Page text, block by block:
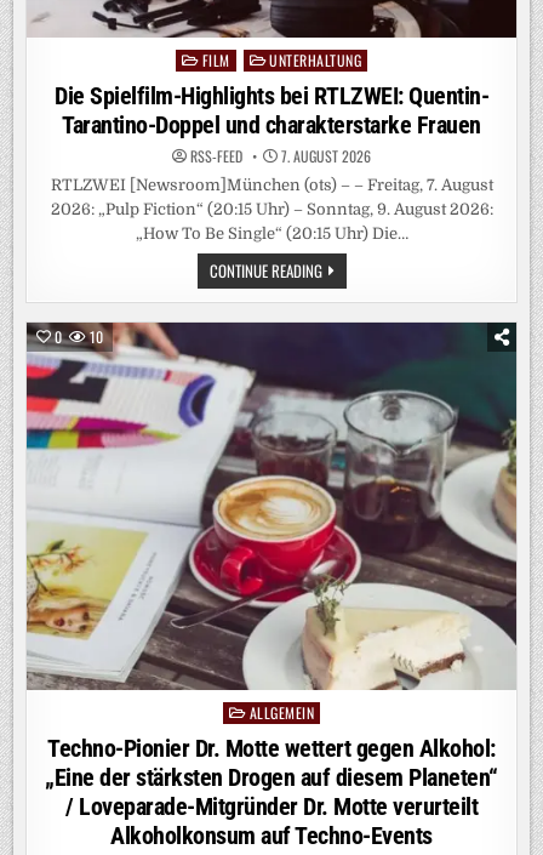
Posted
in
FILM UNTERHALTUNG
Die Spielfilm-Highlights bei RTLZWEI: Quentin-
Tarantino-Doppel und charakterstarke Frauen
RSS-FEED 7. AUGUST 2026
RTLZWEI [Newsroom]München (ots) – – Freitag, 7. August
2026: „Pulp Fiction“ (20:15 Uhr) – Sonntag, 9. August 2026:
„How To Be Single“ (20:15 Uhr) Die…
CONTINUE READINGDIE
SPIELFILM-
HIGHLIGHTS
BEI
UND
CHARAKTERSTARKE
FRAUEN
0 10
Posted
in
ALLGEMEIN
Techno-Pionier Dr. Motte wettert gegen Alkohol:
„Eine der stärksten Drogen auf diesem Planeten“
/ Loveparade-Mitgründer Dr. Motte verurteilt
Alkoholkonsum auf Techno-Events